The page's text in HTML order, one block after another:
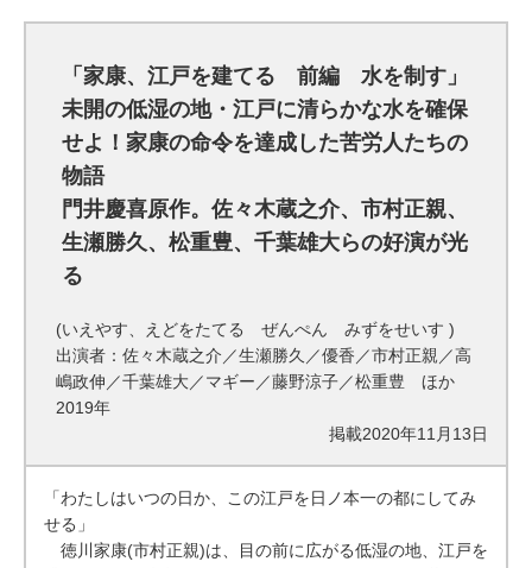
「家康、江戸を建てる 前編 水を制す」
未開の低湿の地・江戸に清らかな水を確保
せよ！家康の命令を達成した苦労人たちの
物語
門井慶喜原作。佐々木蔵之介、市村正親、
生瀬勝久、松重豊、千葉雄大らの好演が光
る
(いえやす、えどをたてる ぜんぺん みずをせいす )
出演者：佐々木蔵之介／生瀬勝久／優香／市村正親／高
嶋政伸／千葉雄大／マギー／藤野涼子／松重豊 ほか
2019年
掲載2020年11月13日
「わたしはいつの日か、この江戸を日ノ本一の都にしてみ
せる」
徳川家康(市村正親)は、目の前に広がる低湿の地、江戸を